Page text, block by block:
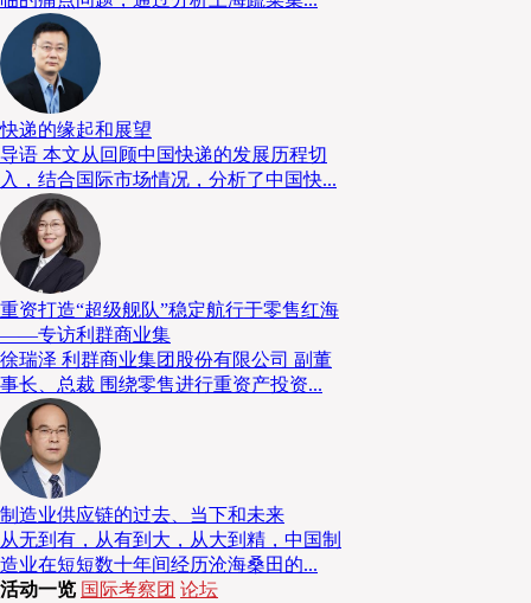
快递的缘起和展望
导语 本文从回顾中国快递的发展历程切
入，结合国际市场情况，分析了中国快...
重资打造“超级舰队”稳定航行于零售红海
——专访利群商业集
徐瑞泽 利群商业集团股份有限公司 副董
事长、总裁 围绕零售进行重资产投资...
制造业供应链的过去、当下和未来
从无到有，从有到大，从大到精，中国制
造业在短短数十年间经历沧海桑田的...
活动一览 国际考察团 论坛